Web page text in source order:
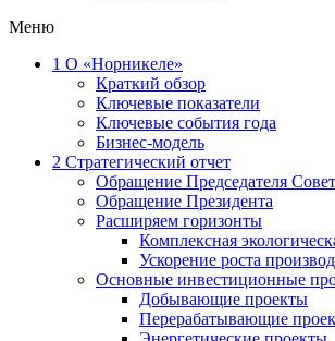
Меню
1 О «Норникеле»
Краткий обзор
Ключевые показатели
Ключевые события года
Бизнес-модель
2 Стратегический отчет
Обращение Председателя
Обращение Президента
Расширяем горизонты
Комплексная
Ускорение роста
Основные инвестиционные
Добывающие проекты
Перерабатывающие